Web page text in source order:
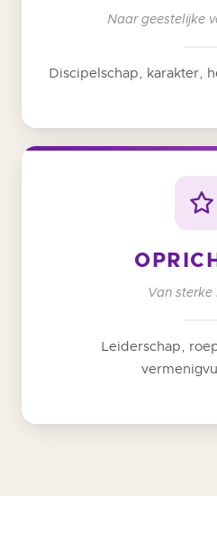
Naar geestelijke
Discipelschap, karakter,
Van sterke
Leiderschap,